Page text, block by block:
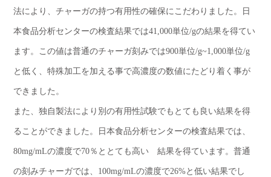
法により、チャーガの持つ有用性の確保にこだわりました。日
本食品分析センターの検査結果では41,000単位/gの結果を得てい
ます。この値は普通のチャーガ刻みでは900単位/g~1,000単位/g
と低く、特殊加工を加える事で高濃度の数値にたどり着く事が
できました。
また、独自製法により別の有用性試験でもとても良い結果を得
ることができました。日本食品分析センターの検査結果では、
80mg/mLの濃度で70％ととても高い 結果を得ています。普通
の刻みチャーガでは、100mg/mLの濃度で26%と低い結果でし